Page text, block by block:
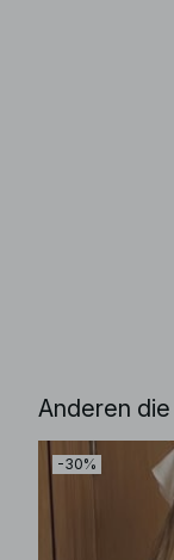
Anderen
-30%